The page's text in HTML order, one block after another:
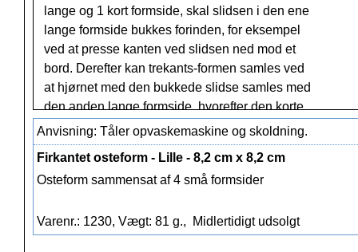
lange og 1 kort formside, skal slidsen i den ene
lange formside bukkes forinden, for eksempel
ved at presse kanten ved slidsen ned mod et
bord. Derefter kan trekants-formen samles ved
at hjørnet med den bukkede slidse samles med
den anden lange formside, hvorefter den korte
side klikkes på.
Ved samling af de firkantede eller den lille eller
den store trekantede form er det ikke
Ostebakkerne er fremstillet af miljøvenligt og
fødevaregodkendt plast som tåler vask i
Anvisning: Tåler opvaskemaskine og skoldning.
Firkantet osteform - Lille - 8,2 cm x 8,2 cm
Osteform sammensat af 4 små formsider
Varenr.: 1230, Vægt: 81 g., Midlertidigt udsolgt